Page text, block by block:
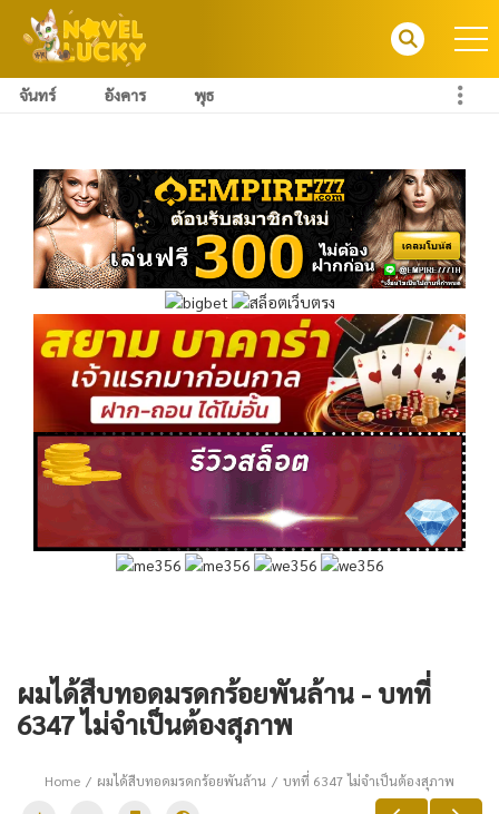
จันทร์ อังคาร พุธ
ผมได้สืบทอดมรดกร้อยพันล้าน - บทที่
6347 ไม่จำเป็นต้องสุภาพ
Home ผมได้สืบทอดมรดกร้อยพันล้าน บทที่ 6347 ไม่จำเป็นต้องสุภาพ